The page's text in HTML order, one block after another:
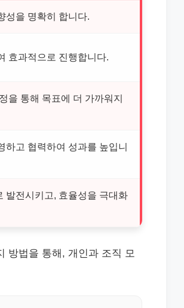
성을 명확히 합니다.
효과적으로 진행합니다.
을 통해 목표에 더 가까워지
하고 협력하여 성과를 높입니
발전시키고, 효율성을 극대화
방법을 통해, 개인과 조직 모